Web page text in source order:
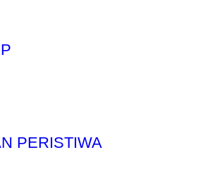
PERISTIWA